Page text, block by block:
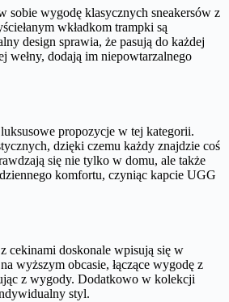
sobie wygodę klasycznych sneakersów z
wkładkom trampki są
design sprawia, że pasują do każdej
wełny, dodają im niepowtarzalnego
propozycje w tej kategorii.
dzięki czemu każdy znajdzie coś
się nie tylko w domu, ale także
komfortu, czyniąc kapcie UGG
cekinami doskonale wpisują się w
wyższym obcasie, łączące wygodę z
z wygody. Dodatkowo w kolekcji
styl.